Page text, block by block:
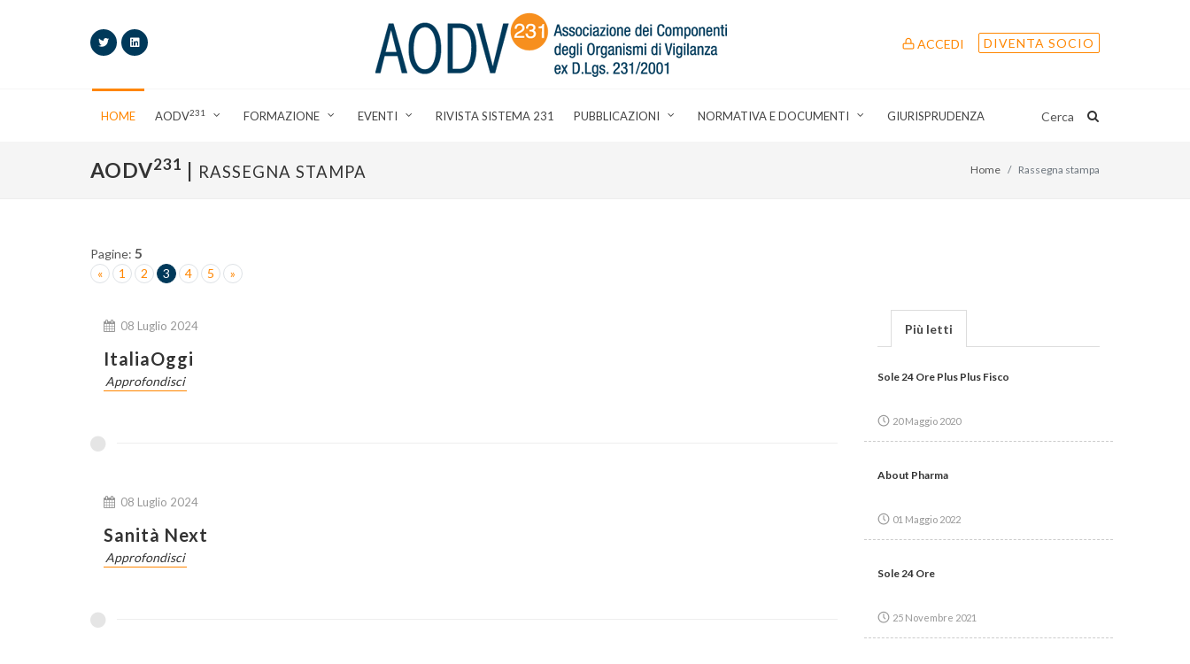
ACCEDI DIVENTA SOCIO
HOME AODV231 FORMAZIONE EVENTI RIVISTA SISTEMA 231 PUBBLICAZIONI NORMATIVA E DOCUMENTI GIURISPRUDENZA Cerca
AODV231 | RASSEGNA STAMPA Home Rassegna stampa
Pagine: 5
« 1 2 3 4 5 »
08 Luglio 2024
ItaliaOggi
Approfondisci
08 Luglio 2024
Sanità Next
Approfondisci
Più letti
Sole 24 Ore Plus Plus Fisco
20 Maggio 2020
About Pharma
01 Maggio 2022
Sole 24 Ore
25 Novembre 2021